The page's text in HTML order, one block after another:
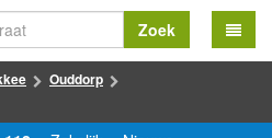
Zoek
Ouddorp